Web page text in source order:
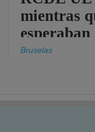
mientras
más
Bruselas